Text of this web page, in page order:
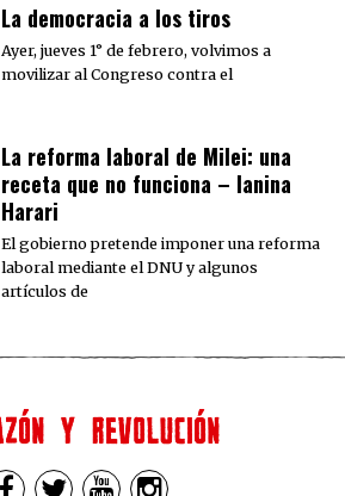
La democracia a los tiros
Ayer, jueves 1° de febrero, volvimos a
movilizar al Congreso contra el
La reforma laboral de Milei: una
receta que no funciona – Ianina
Harari
El gobierno pretende imponer una reforma
laboral mediante el DNU y algunos
artículos de